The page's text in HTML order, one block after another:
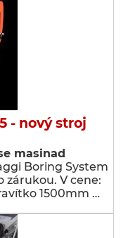
- nový stroj
masinad
Boring System
zárukou. V cene:
1500mm …